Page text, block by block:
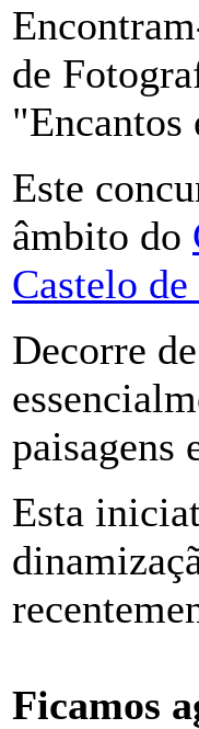
de
"Encantos
Este
âmbito do
Castelo de
Decorre
paisagens
Esta
Ficamos